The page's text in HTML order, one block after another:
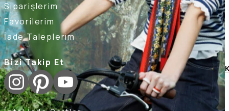
Siparişlerim
Favorilerim
İade Taleplerim
Bizi Takip Et